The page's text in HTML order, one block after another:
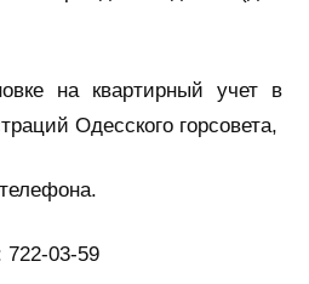
на квартирный учет в
Одесского горсовета,
722-03-59